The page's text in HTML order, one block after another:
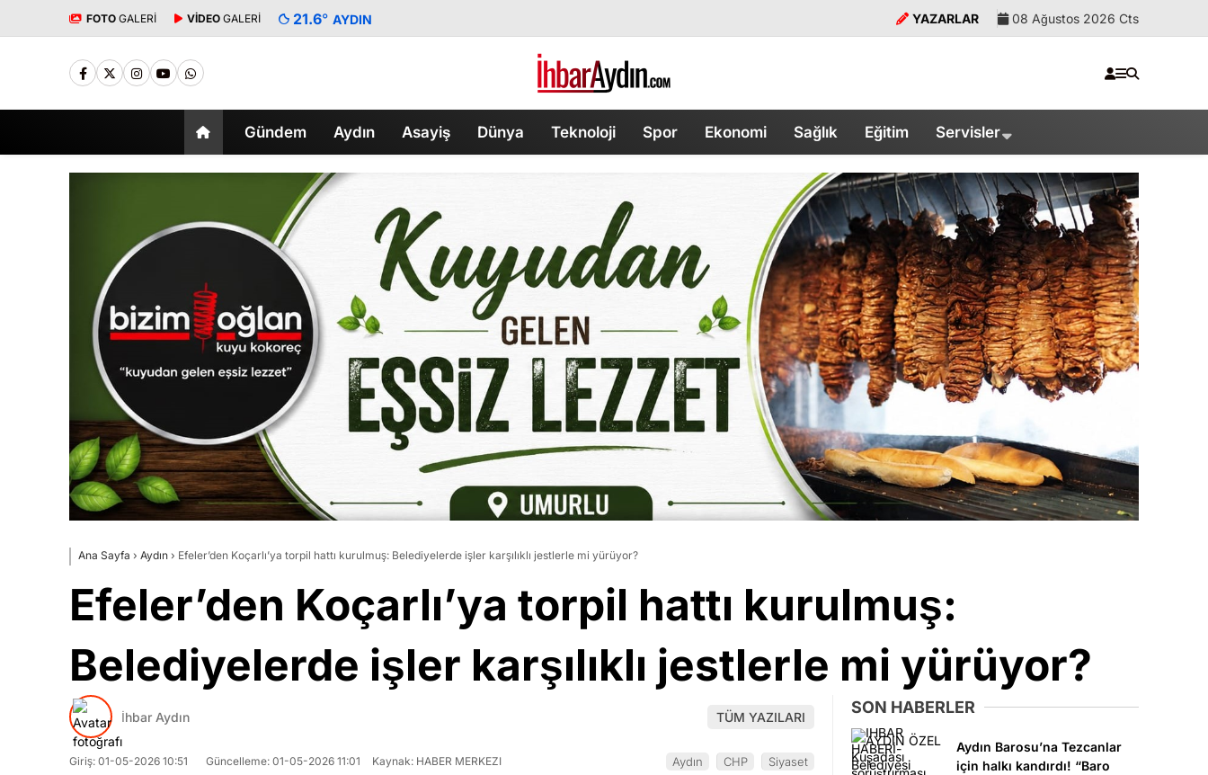
FOTO GALERİ VİDEO GALERİ 21.6° AYDIN YAZARLAR 08 Ağustos 2026 Cts
Gündem Aydın Asayiş Dünya Teknoloji Spor Ekonomi Sağlık Eğitim Servisler
Ana Sayfa › Aydın › Efeler’den Koçarlı’ya torpil hattı kurulmuş: Belediyelerde işler karşılıklı jestlerle mi yürüyor?
Efeler’den Koçarlı’ya torpil hattı kurulmuş:
Belediyelerde işler karşılıklı jestlerle mi yürüyor?
İhbar Aydın TÜM YAZILARI
Giriş: 01-05-2026 10:51 Güncelleme: 01-05-2026 11:01 Kaynak: HABER MERKEZI Aydın CHP Siyaset
SON HABERLER
Aydın Barosu’na Tezcanlar
için halkı kandırdı! “Baro